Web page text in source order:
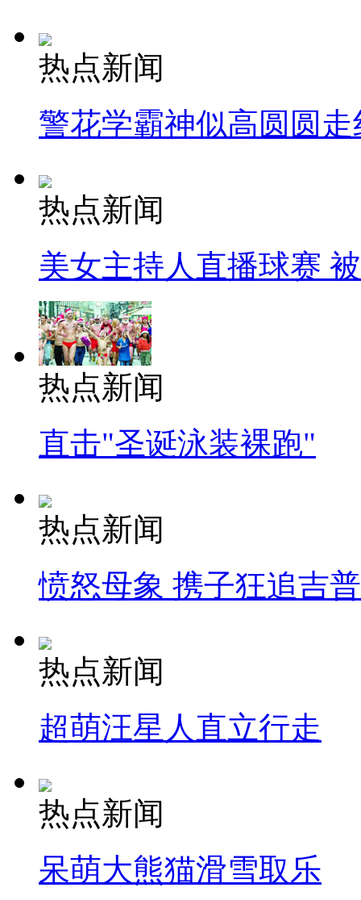
热点新闻
警花学霸神似高圆圆走
热点新闻
美女主持人直播球赛
热点新闻
直击"圣诞泳装裸跑"
热点新闻
愤怒母象 携子狂追吉
热点新闻
超萌汪星人直立行走
热点新闻
呆萌大熊猫滑雪取乐